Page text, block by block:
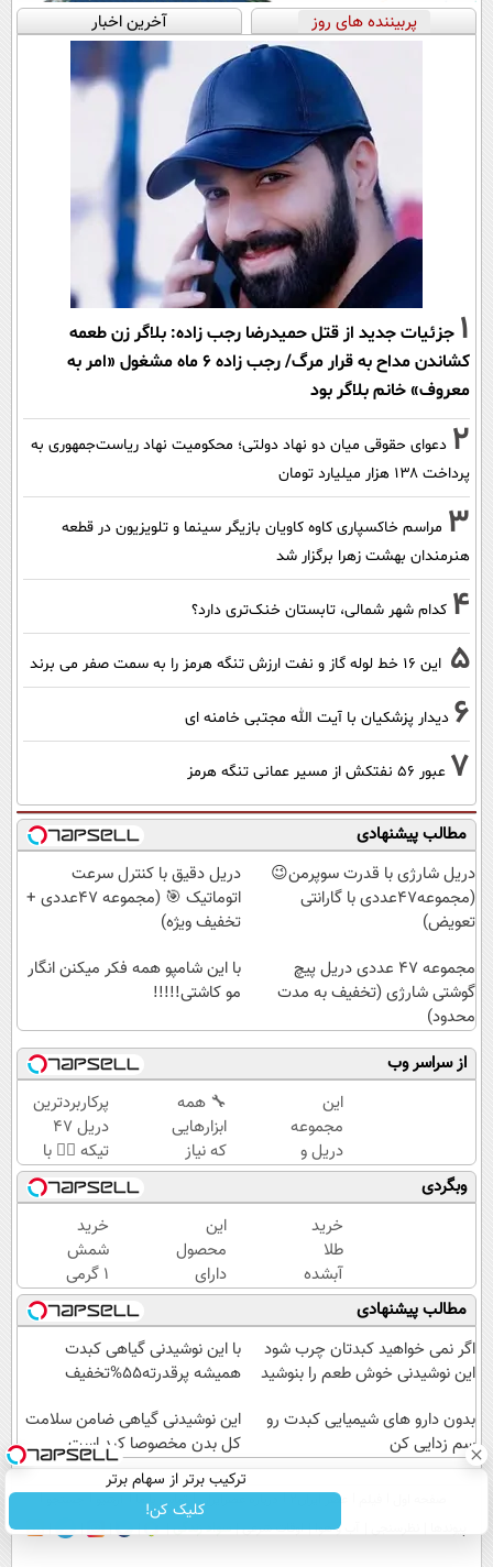
پربیننده های روز آخرین اخبار
1 جزئیات جدید از قتل حمیدرضا رجب زاده: بلاگر زن طعمه
کشاندن مداح به قرار مرگ/ رجب زاده 6 ماه مشغول «امر به
معروف» خانم بلاگر بود
2 دعوای حقوقی میان دو نهاد دولتی؛ محکومیت نهاد ریاست‌جمهوری به
پرداخت ۱۳۸ هزار میلیارد تومان
3 مراسم خاکسپاری کاوه کاویان بازیگر سینما و تلویزیون در قطعه
هنرمندان بهشت زهرا برگزار شد
4 کدام شهر شمالی، تابستان خنک‌تری دارد؟
5 این 16 خط لوله گاز و نفت ارزش تنگه هرمز را به سمت صفر می برند
6 دیدار پزشکیان با آیت الله مجتبی خامنه ای
7 عبور ۵۶ نفتکش از مسیر عمانی تنگه هرمز
مطالب پیشنهادی
دریل شارژی با قدرت سوپرمن😉
(مجموعه47عددی با گارانتی
تعویض)
دریل دقیق با کنترل سرعت
اتوماتیک 🎯 (مجموعه 47عددی +
تخفیف ویژه)
مجموعه 47 عددی دریل پیچ
گوشتی شارژی (تخفیف به مدت
محدود)
با این شامپو همه فکر میکنن انگار
مو کاشتی!!!!!
از سراسر وب
این
مجموعه
دریل و
پیچ
گوشتی
رو با
گارانتی و
نصف
قیمت
بخر!😉
🔧 همه
ابزارهایی
که نیاز
داری،
توی یه
کیف
جمع
شده!
تخفیف
به مدت
محدود
پرکاربردترین
دریل 47
تیکه 👈🏻 با
کمترین
قیمت 🔥
وبگردی
خرید
طلا
آبشده
با 100
هزار
تومن
این
محصول
دارای
اصالت
کالا و
مجوز
وزارت
است(55%تخفیف)
خرید
شمش
1 گرمی
از
طلاسی
مطالب پیشنهادی
اگر نمی خواهید کبدتان چرب شود
این نوشیدنی خوش طعم را بنوشید
با این نوشیدنی گیاهی کبدت
همیشه پرقدرته55%تخفیف
بدون دارو های شیمیایی کبدت رو
سم زدایی کن
این نوشیدنی گیاهی ضامن سلامت
کل بدن مخصوصا کبد است
ترکیب برتر از سهام برتر
کلیک کن!
عصر ایران۲ درباره عصرایران تماس با ما
آب و هوا اوقات شرعی سواد زندگی